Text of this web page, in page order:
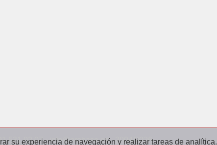
531 02 07 · info@orobase.es · 2004/2026
su experiencia de navegación y realizar tareas de analítica.